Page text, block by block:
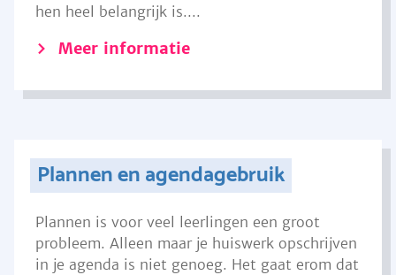
hen heel belangrijk is....
Meer informatie
Plannen en agendagebruik
Plannen is voor veel leerlingen een groot
probleem. Alleen maar je huiswerk opschrijven
in je agenda is niet genoeg. Het gaat erom dat